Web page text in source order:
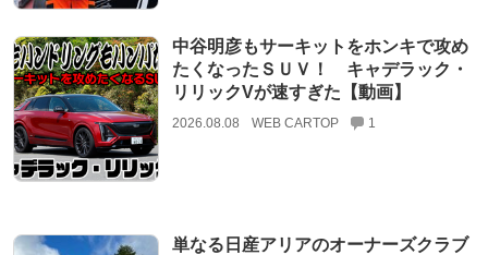
中谷明彦もサーキットをホンキで攻め
たくなったＳＵＶ！ キャデラック・
リリックVが速すぎた【動画】
2026.08.08 WEB CARTOP 1
単なる日産アリアのオーナーズクラブ